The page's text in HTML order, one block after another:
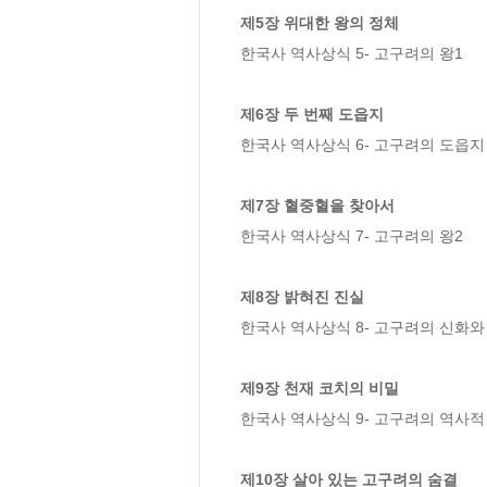
제5장 위대한 왕의 정체
한국사 역사상식 5- 고구려의 왕1
제6장 두 번째 도읍지
한국사 역사상식 6- 고구려의 도읍지
제7장 혈중혈을 찾아서
한국사 역사상식 7- 고구려의 왕2
제8장 밝혀진 진실
한국사 역사상식 8- 고구려의 신화와
제9장 천재 코치의 비밀
한국사 역사상식 9- 고구려의 역사적
제10장 살아 있는 고구려의 숨결